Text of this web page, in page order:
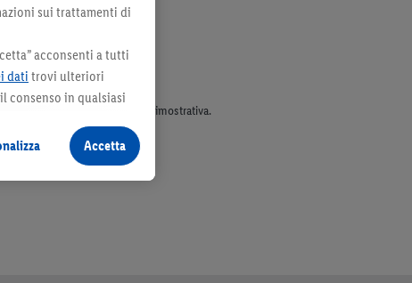
parte dell’assortimento. Ill. dimostrativa.
sui trattamenti di
acconsenti a tutti
dati trovi ulteriori
consenso in qualsiasi
Accetta